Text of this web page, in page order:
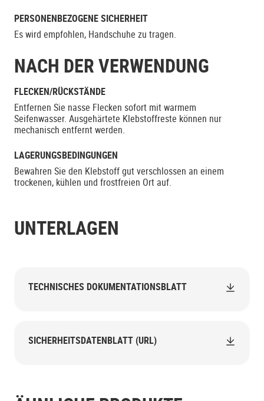
PERSONENBEZOGENE SICHERHEIT
Es wird empfohlen, Handschuhe zu tragen.
NACH DER VERWENDUNG
FLECKEN/RÜCKSTÄNDE
Entfernen Sie nasse Flecken sofort mit warmem
Seifenwasser. Ausgehärtete Klebstoffreste können nur
mechanisch entfernt werden.
LAGERUNGSBEDINGUNGEN
Bewahren Sie den Klebstoff gut verschlossen an einem
trockenen, kühlen und frostfreien Ort auf.
UNTERLAGEN
TECHNISCHES DOKUMENTATIONSBLATT
SICHERHEITSDATENBLATT (URL)